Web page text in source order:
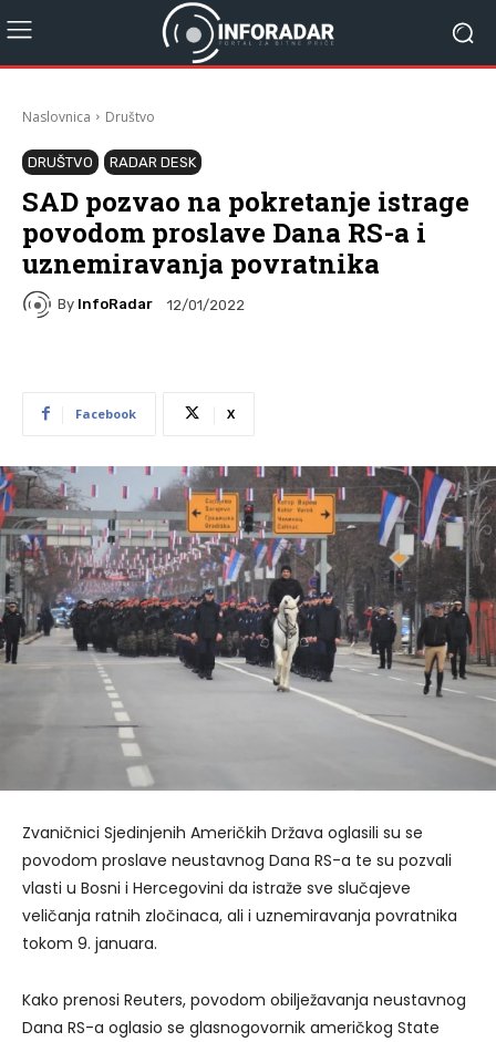
Naslovnica Društvo
DRUŠTVO RADAR DESK
SAD pozvao na pokretanje istrage
povodom proslave Dana RS-a i
uznemiravanja povratnika
By InfoRadar 12/01/2022
Facebook X
Zvaničnici Sjedinjenih Američkih Država oglasili su se
povodom proslave neustavnog Dana RS-a te su pozvali
vlasti u Bosni i Hercegovini da istraže sve slučajeve
veličanja ratnih zločinaca, ali i uznemiravanja povratnika
tokom 9. januara.
Kako prenosi Reuters, povodom obilježavanja neustavnog
Dana RS-a oglasio se glasnogovornik američkog State